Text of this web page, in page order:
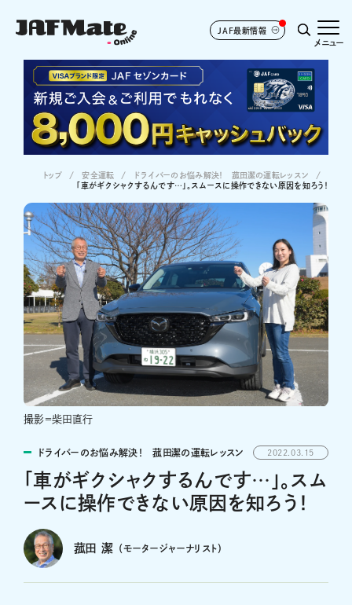
JAF最新情報
メニュー
トップ 安全運転
ドライバーのお悩み解決！ 菰田潔の運転レッスン
「車がギクシャクするんです…」。スムースに操作できない原因を知ろう！
撮影＝柴田直行
ドライバーのお悩み解決！ 菰田潔の運転レッスン 2022.03.15
「車がギクシャクするんです…」。スム
ースに操作できない原因を知ろう！
菰田 潔 （モータージャーナリスト）